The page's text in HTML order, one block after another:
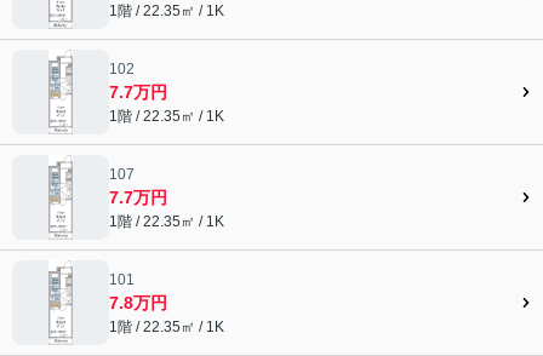
1階 / 22.35㎡ / 1K
102
7.7万円
1階 / 22.35㎡ / 1K
107
7.7万円
1階 / 22.35㎡ / 1K
101
7.8万円
1階 / 22.35㎡ / 1K